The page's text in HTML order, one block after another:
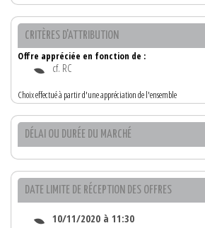
CRITÈRES D'ATTRIBUTION
Offre appréciée en fonction de :
cf. RC
Choix effectué à partir d'une appréciation de l'ensemble
DÉLAI OU DURÉE DU MARCHÉ
DATE LIMITE DE RÉCEPTION DES OFFRES
10/11/2020 à 11:30